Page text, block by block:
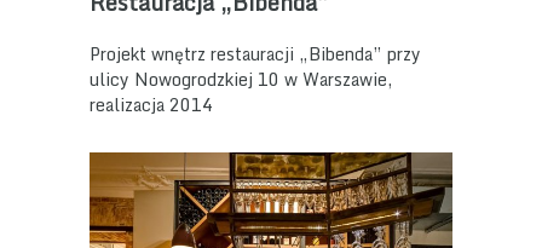
Projekt wnętrz restauracji „Bibenda” przy
ulicy Nowogrodzkiej 10 w Warszawie,
realizacja 2014